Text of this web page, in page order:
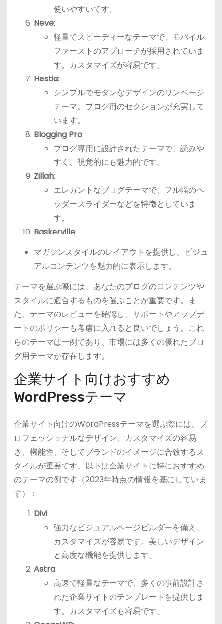
使いやすいです。
Neve:
軽量でスピーディーなテーマで、モバイル
ファーストのアプローチが採用されていま
す。カスタマイズが容易です。
Hestia:
シンプルでモダンなデザインのワンページ
テーマ。ブログ用のセクションが充実して
います。
Blogging Pro:
ブログ専用に設計されたテーマで、読みや
すく、視覚的にも魅力的です。
Zillah:
エレガントなブログテーマで、フル幅のヘ
ッダースライダーなどを特徴としていま
す。
Baskerville:
マガジンスタイルのレイアウトを提供し、ビジュ
アルコンテンツを魅力的に表示します。
テーマを選ぶ際には、あなたのブログのコンテンツや
スタイルに適合するものを選ぶことが重要です。ま
た、テーマのレビューを確認し、サポートやアップデ
ートのポリシーも考慮に入れると良いでしょう。これ
らのテーマは一例であり、市場には多くの優れたブロ
グ用テーマが存在します。
企業サイト向けおすすめ
WordPressテーマ
企業サイト向けのWordPressテーマを選ぶ際には、プ
ロフェッショナルなデザイン、カスタマイズの容易
さ、機能性、そしてブランドのイメージに合致するス
タイルが重要です。以下は企業サイトに特におすすめ
のテーマの例です（2023年時点の情報を基にしていま
す）：
Divi:
強力なビジュアルページビルダーを備え、
カスタマイズが容易です。美しいデザイン
と高度な機能を提供します。
Astra:
高速で軽量なテーマで、多くの事前設計さ
れた企業サイトのテンプレートを提供しま
す。カスタマイズも容易です。